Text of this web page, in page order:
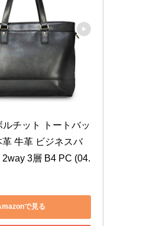
ルチット トートバッ
革 牛革 ビジネスバ
2way 3層 B4 PC (04.
で見る